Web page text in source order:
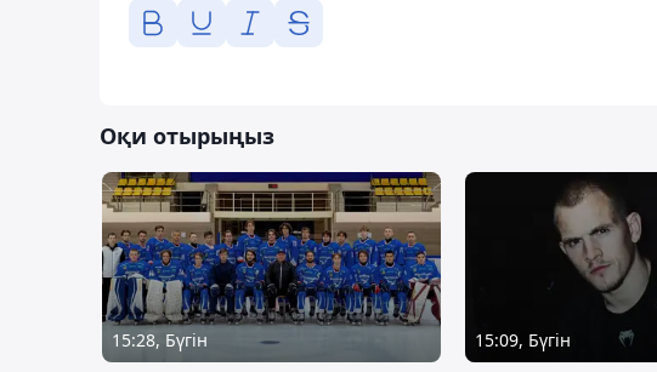
Оқи отырыңыз
15:28, Бүгін 15:09, Бүгін